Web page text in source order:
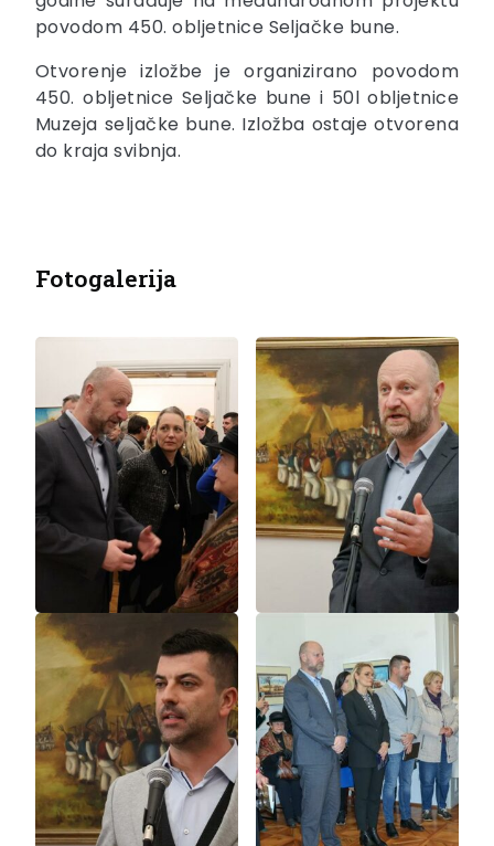
povodom 450. obljetnice Seljačke bune.
Otvorenje izložbe je organizirano povodom
450. obljetnice Seljačke bune i 50l obljetnice
Muzeja seljačke bune. Izložba ostaje otvorena
do kraja svibnja.
Fotogalerija